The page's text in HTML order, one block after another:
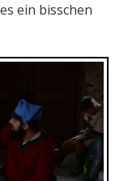
ein bisschen